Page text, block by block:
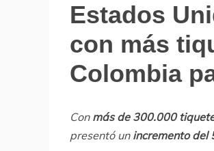
Internacionales
Estados
con más
Colombia
Con más de 300.000
presentó unincremento del